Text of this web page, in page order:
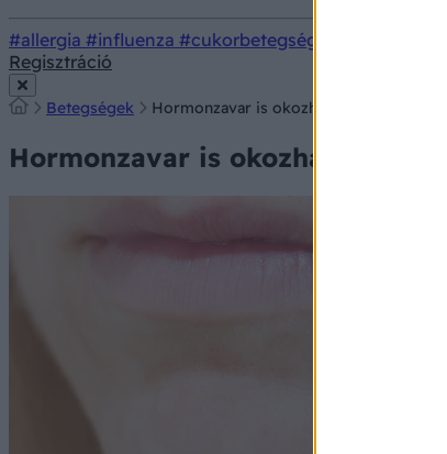
#allergia #influenza #cukorbetegség
Regisztráció
Betegségek Hormonzavar is okozhatja, ha így néz ki
Hormonzavar is okozhatja, ha